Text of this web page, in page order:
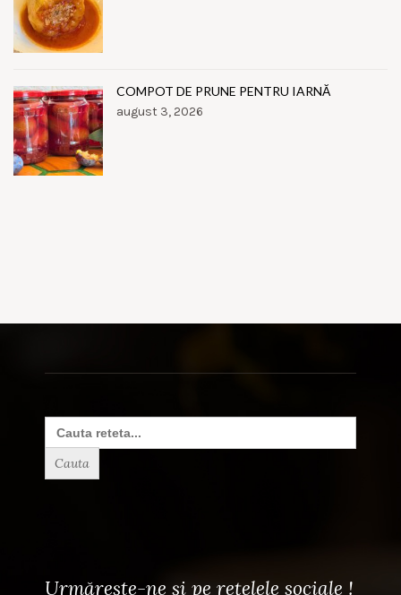
COMPOT DE PRUNE PENTRU IARNĂ
august 3, 2026
Search
for:
Urmărește-ne și pe rețelele sociale !